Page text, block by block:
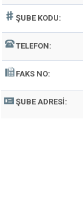
ŞUBE KODU:
TELEFON:
FAKS NO:
ŞUBE ADRESI: